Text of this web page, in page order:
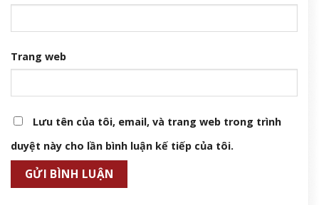
Trang web
Lưu tên của tôi, email, và trang web trong trình
duyệt này cho lần bình luận kế tiếp của tôi.